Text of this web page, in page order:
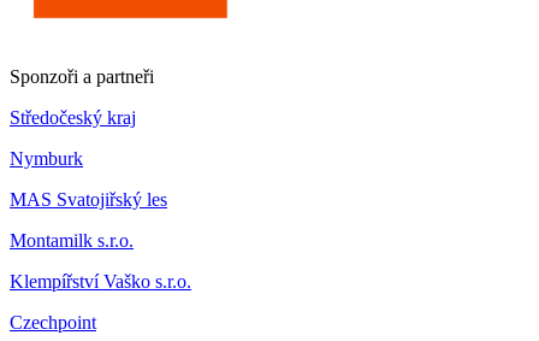
Sponzoři a partneři
Středočeský kraj
Nymburk
MAS Svatojiřský les
Montamilk s.r.o.
Klempířství Vaško s.r.o.
Czechpoint